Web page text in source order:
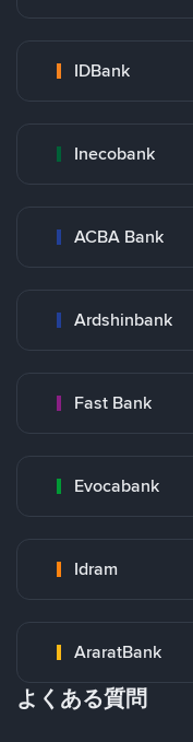
IDBank
Inecobank
ACBA Bank
Ardshinbank
Fast Bank
Evocabank
Idram
AraratBank
よくある質問